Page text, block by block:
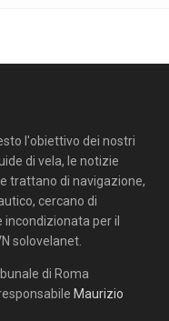
l'obiettivo dei nostri
di vela, le notizie
trattano di navigazione,
cercano di
per il
solovelanet.
di Roma
Maurizio